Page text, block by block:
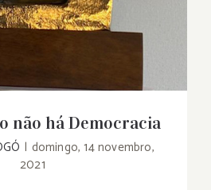
não há Democracia
| domingo, 14 novembro,
2021